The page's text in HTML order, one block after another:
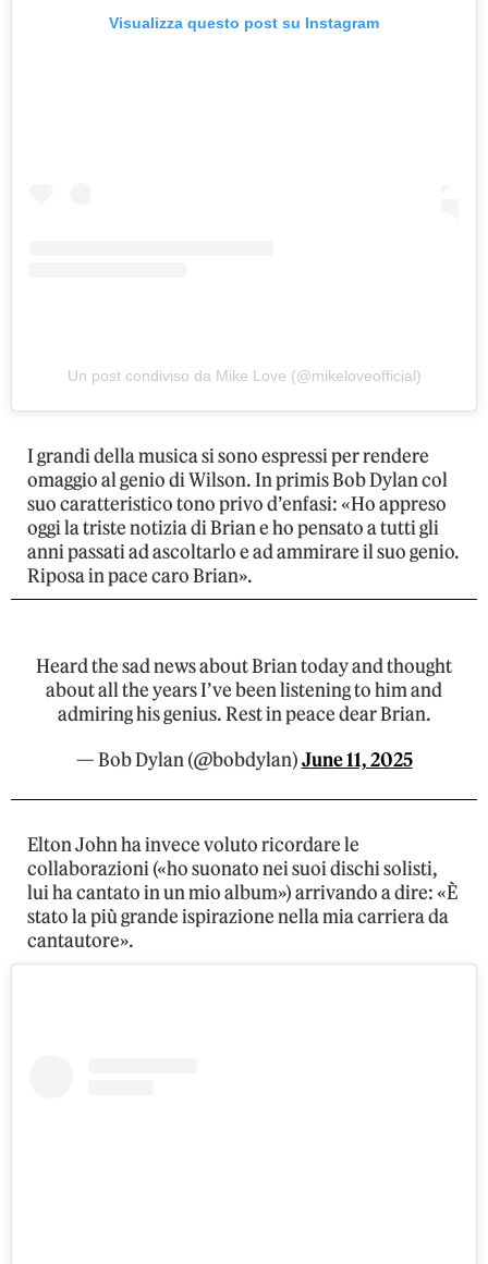
Visualizza questo post su Instagram
Un post condiviso da Mike Love (@mikeloveofficial)
I grandi della musica si sono espressi per rendere
omaggio al genio di Wilson. In primis Bob Dylan col
suo caratteristico tono privo d’enfasi: «Ho appreso
oggi la triste notizia di Brian e ho pensato a tutti gli
anni passati ad ascoltarlo e ad ammirare il suo genio.
Riposa in pace caro Brian».
Heard the sad news about Brian today and thought
about all the years I’ve been listening to him and
admiring his genius. Rest in peace dear Brian.
— Bob Dylan (@bobdylan)June 11, 2025
Elton John ha invece voluto ricordare le
collaborazioni («ho suonato nei suoi dischi solisti,
lui ha cantato in un mio album») arrivando a dire: «È
stato la più grande ispirazione nella mia carriera da
cantautore».